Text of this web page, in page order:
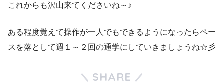
これからも沢山来てくださいね～♪
ある程度覚えて操作が一人でもできるようになったらペー
スを落として週１～２回の通学にしていきましょうね☆彡
SHARE